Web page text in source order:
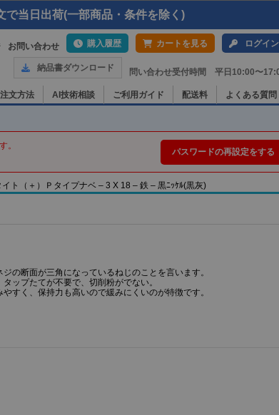
当日出荷(一部商品・条件を除く)
お問い合わせ 購入履歴 カートを見る ログイン
納品書ダウンロード 問い合わせ受付時間 平日10:00〜
注文方法 AI技術相談 ご利用ガイド 配送料 よくある質問
。
パスワードの再設定をする
ト（＋）Ｐタイプナベ – 3 X 18 – 鉄 – 黒ﾆｯｹﾙ(黒灰)
の断面が三角になっているねじのことを言います。
ップたてが不要で、切削粉がでない。
すく、保持力も高いので緩みにくいのが特徴です。